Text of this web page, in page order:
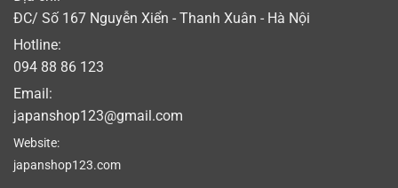
ĐC/ Số 167 Nguyễn Xiển - Thanh Xuân - Hà Nội
Hotline:
094 88 86 123
Email:
japanshop123@gmail.com
Website:
japanshop123.com